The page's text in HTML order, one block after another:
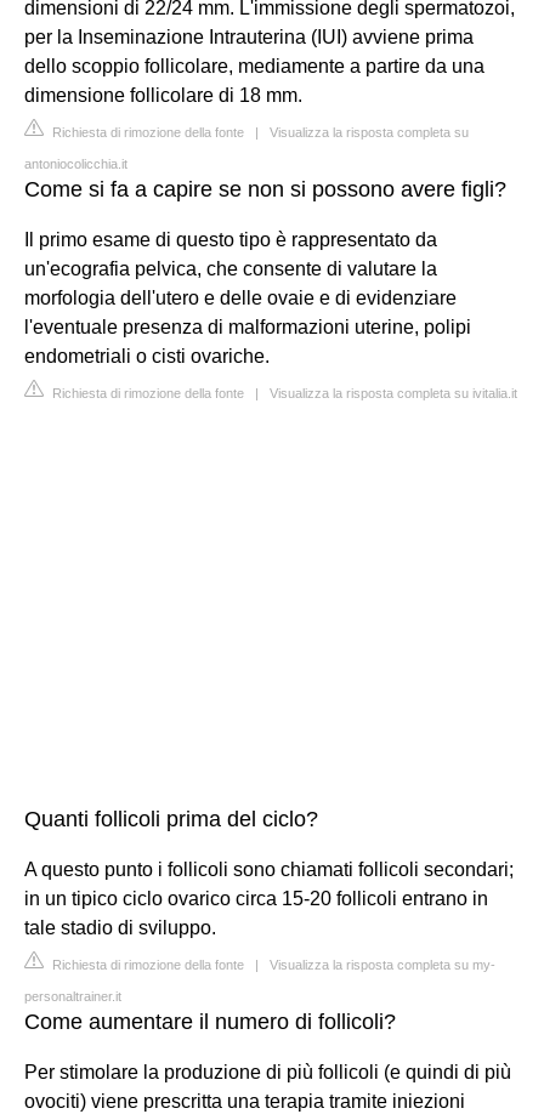
dimensioni di 22/24 mm. L'immissione degli spermatozoi,
per la Inseminazione Intrauterina (IUI) avviene prima
dello scoppio follicolare, mediamente a partire da una
dimensione follicolare di 18 mm.
Richiesta di rimozione della fonte | Visualizza la risposta completa su
antoniocolicchia.it
Come si fa a capire se non si possono avere figli?
Il primo esame di questo tipo è rappresentato da
un'ecografia pelvica, che consente di valutare la
morfologia dell'utero e delle ovaie e di evidenziare
l'eventuale presenza di malformazioni uterine, polipi
endometriali o cisti ovariche.
Richiesta di rimozione della fonte | Visualizza la risposta completa su ivitalia.it
Quanti follicoli prima del ciclo?
A questo punto i follicoli sono chiamati follicoli secondari;
in un tipico ciclo ovarico circa 15-20 follicoli entrano in
tale stadio di sviluppo.
Richiesta di rimozione della fonte | Visualizza la risposta completa su my-
personaltrainer.it
Come aumentare il numero di follicoli?
Per stimolare la produzione di più follicoli (e quindi di più
ovociti) viene prescritta una terapia tramite iniezioni